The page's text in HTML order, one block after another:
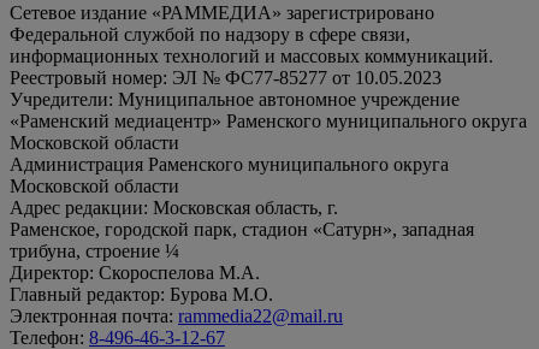
Сетевое издание «РАММЕДИА» зарегистрировано
Федеральной службой по надзору в сфере связи,
информационных технологий и массовых коммуникаций.
Реестровый номер: ЭЛ № ФС77-85277 от 10.05.2023
Учредители: Муниципальное автономное учреждение
«Раменский медиацентр» Раменского муниципального округа
Московской области
Администрация Раменского муниципального округа
Московской области
Адрес редакции: Московская область, г.
Раменское, городской парк, стадион «Сатурн», западная
трибуна, строение ¼
Директор: Скороспелова М.А.
Главный редактор: Бурова М.О.
Электронная почта: rammedia22@mail.ru
Телефон: 8-496-46-3-12-67